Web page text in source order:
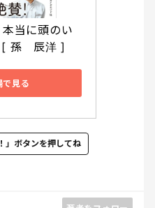
当に頭のい
孫　辰洋 ]
で見る
」ボタンを押してね